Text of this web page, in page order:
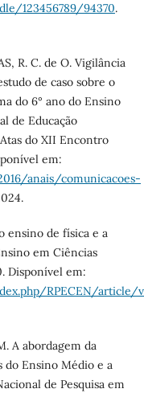
123456789/94370.
R. C. de O. Vigilância
de caso sobre o
do 6° ano do Ensino
de Educação
do XII Encontro
em:
anais/comunicacoes-
ensino de física e a
em Ciências
Disponível em:
RPECEN/article/
A abordagem da
Ensino Médio e a
de Pesquisa em